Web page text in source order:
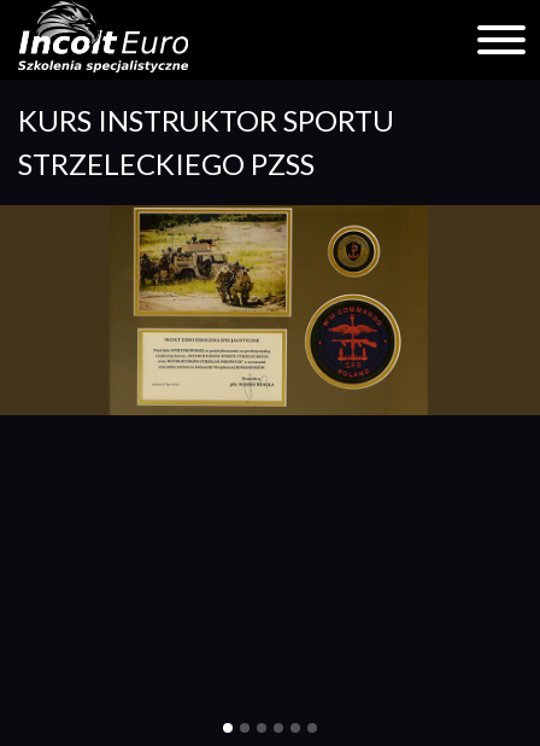
content
KURS INSTRUKTOR SPORTU
STRZELECKIEGO PZSS